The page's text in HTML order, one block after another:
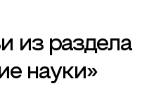
из раздела
науки»